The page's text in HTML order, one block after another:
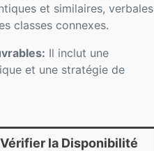
et similaires, verbales
classes connexes.
Il inclut une
et une stratégie de
Vérifier la Disponibilité